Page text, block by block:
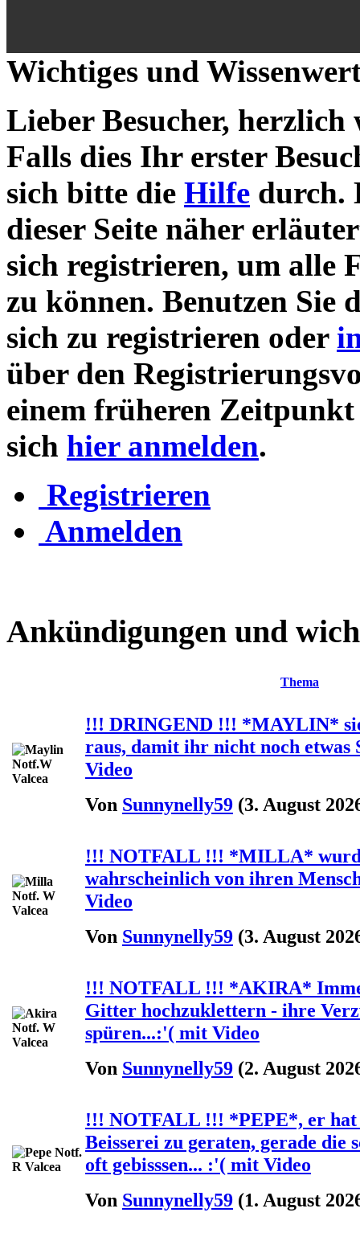
Wichtiges und
Lieber Besucher,
Falls dies Ihr erster
sich bitte die Hilfe durch.
dieser Seite näher
sich registrieren, um alle
zu können. Benutzen Sie
sich zu registrieren oder
über den
einem früheren
sich hier anmelden.
Registrieren
Anmelden
Ankündigungen und
Thema
!!! DRINGEND !!! *MAYLIN*
raus, damit ihr nicht noch etwas
Video
Von Sunnynelly59 (3. August
!!! NOTFALL !!! *MILLA*
wahrscheinlich von ihren
Video
Von Sunnynelly59 (3. August
!!! NOTFALL !!! *AKIRA*
Gitter hochzuklettern - ihre
spüren...:'( mit Video
Von Sunnynelly59 (2. August
!!! NOTFALL !!! *PEPE*, er hat
Beisserei zu geraten, gerade die
oft gebisssen... :'( mit Video
Von Sunnynelly59 (1. August